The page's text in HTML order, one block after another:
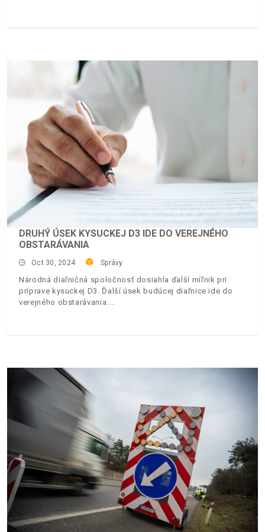
DRUHÝ ÚSEK KYSUCKEJ D3 IDE DO VEREJNÉHO
OBSTARÁVANIA
Oct 30, 2024 Správy
Národná diaľničná spoločnosť dosiahla ďalší míľnik pri
príprave kysuckej D3. Ďalší úsek budúcej diaľnice ide do
verejného obstarávania.